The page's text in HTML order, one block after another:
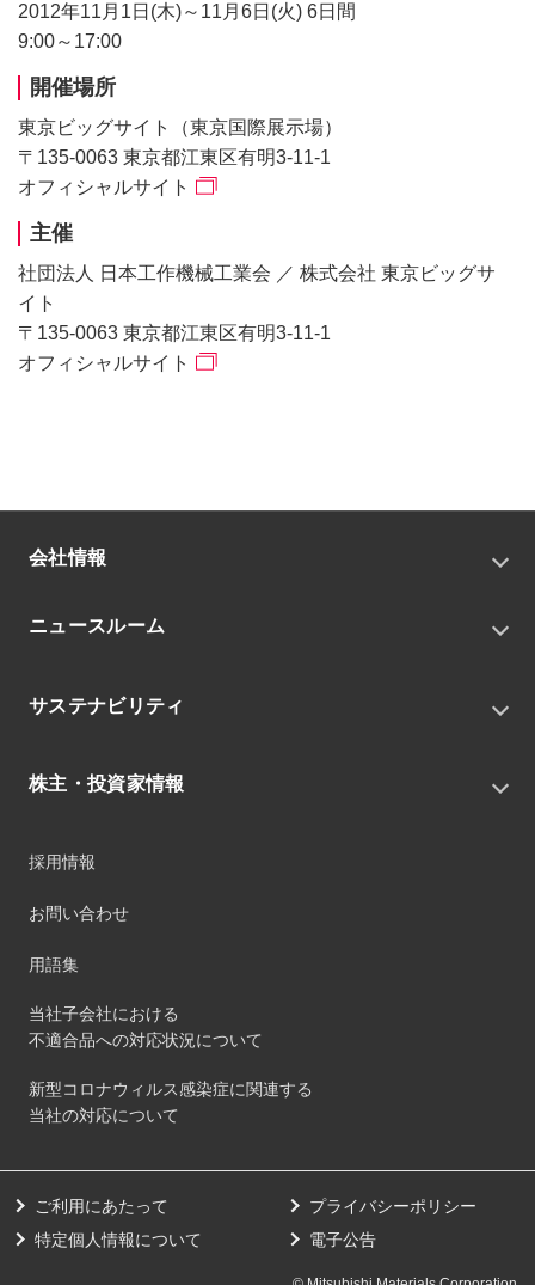
2012年11月1日(木)～11月6日(火) 6日間
9:00～17:00
開催場所
東京ビッグサイト（東京国際展示場）
〒135-0063 東京都江東区有明3-11-1
オフィシャルサイト
主催
社団法人 日本工作機械工業会 ／ 株式会社 東京ビッグサ
イト
〒135-0063 東京都江東区有明3-11-1
オフィシャルサイト
会社情報
会社概要
中期経営戦略
役員
事業
ニュースルーム
トピックス
IRニュース
サステナビリティ
環境
ガバナンス
マテリアリティ
サステナビリティデータ
第三者保証
社外団体への加盟
社外からの評価
ダイバーシティ・エクイティ&インクルージョン
健康経営の取り組み
株主・投資家情報
財務ハイライト
IRカレンダー
個人投資家のみなさまへ
採用情報
お問い合わせ
用語集
当社子会社における
不適合品への対応状況について
新型コロナウィルス感染症に関連する
当社の対応について
ご利用にあたって
プライバシーポリシー
特定個人情報について
電子公告